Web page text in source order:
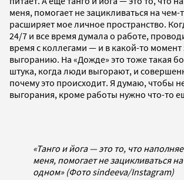
меня, помогает не зацикливаться на
расширяет мое личное пространство.
24/7 и все время думала о работе,
время с коллегами — и в какой-то момент
выгоранию. На «Дожде» это тоже такая
штука, когда люди выгорают, и
почему это происходит. Я думаю, чтобы
выгорания, кроме работы нужно что-то
«Танго и йога — это то, что
меня, помогает не зацикливаться
одном» (Фото sindeeva/Instagram)